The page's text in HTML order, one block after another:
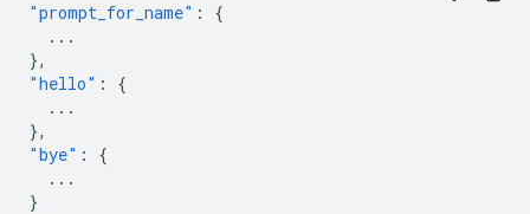
"prompt_for_name" :
{
...
},
"hello" :
{
...
},
"bye" :
{
...
}